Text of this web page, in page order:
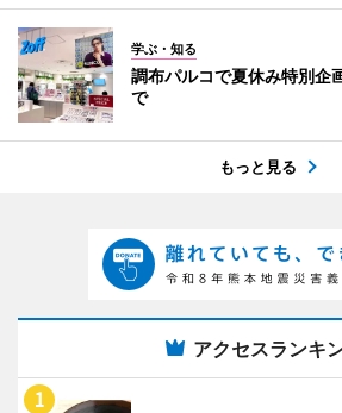
学ぶ・知る
調布パルコで夏休み特別
で
もっと見る
アクセスランキ